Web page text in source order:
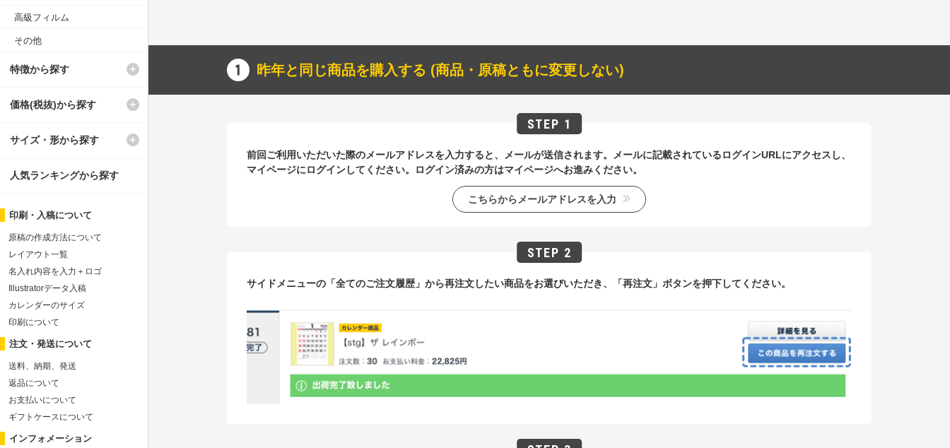
昨年と同じ商品を購入する (商品・原稿ともに変更しない)
前回ご利用いただいた際のメールアドレスを入力すると、メールが送信されます。メールに記載されているログインURLにアクセスし、
マイページにログインしてください。ログイン済みの方はマイページへお進みください。
こちらからメールアドレスを入力
サイドメニューの「全てのご注文履歴」から再注文したい商品をお選びいただき、「再注文」ボタンを押下してください。
高級フィルム
その他
特徴から探す
価格(税抜)から探す
サイズ・形から探す
人気ランキングから探す
印刷・入稿について
原稿の作成方法について
レイアウト一覧
名入れ内容を入力＋ロゴ
Illustratorデータ入稿
カレンダーのサイズ
印刷について
注文・発送について
送料、納期、発送
返品について
お支払いについて
ギフトケースについて
インフォメーション